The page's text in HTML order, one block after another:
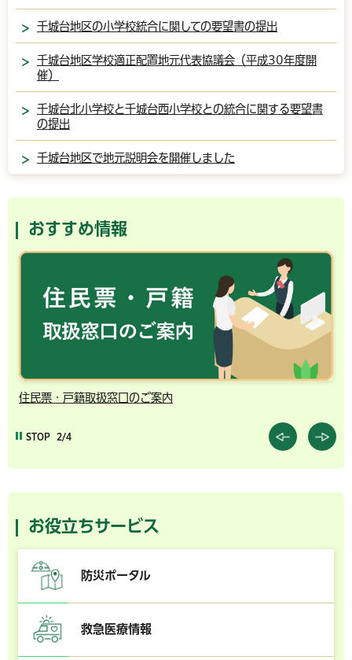
千城台地区の小学校統合に関しての要望書の提出
千城台地区学校適正配置地元代表協議会（平成30年度開
催）
千城台北小学校と千城台西小学校との統合に関する要望書
の提出
千城台地区で地元説明会を開催しました
おすすめ情報
千葉市の電子行政サービス
STOP 3/4
お役立ちサービス
防災ポータル
救急医療情報